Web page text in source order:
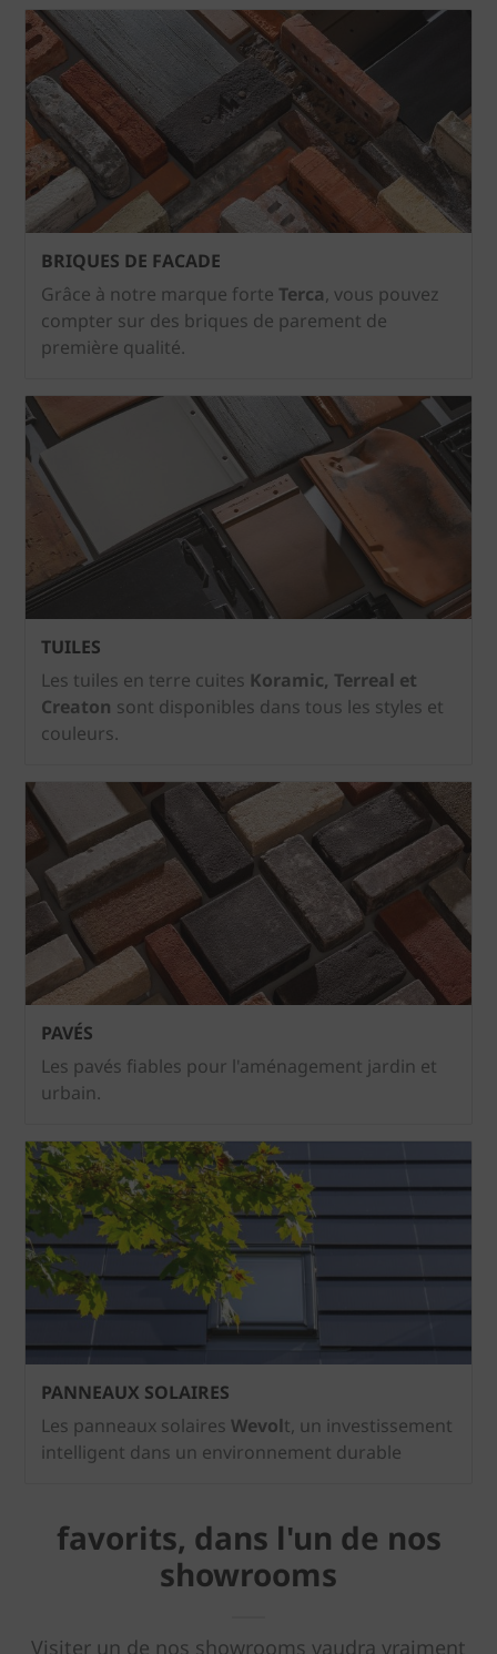
BRIQUES DE FACADE
Grâce à notre marque forte Terca, vous pouvez
compter sur des briques de parement de
première qualité.
TUILES
Les tuiles en terre cuites Koramic, Terreal et
Creaton sont disponibles dans tous les styles et
couleurs.
PAVÉS
Les pavés fiables pour l'aménagement jardin et
urbain.
PANNEAUX SOLAIRES
Les panneaux solaires Wevolt, un investissement
intelligent dans un environnement durable
favorits, dans l'un de nos
showrooms
Visiter un de nos showrooms vaudra vraiment